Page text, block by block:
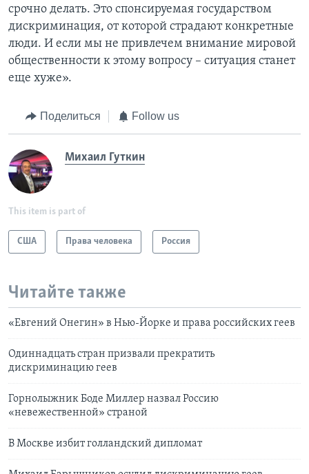
срочно делать. Это спонсируемая государством
дискриминация, от которой страдают конкретные
люди. И если мы не привлечем внимание мировой
общественности к этому вопросу – ситуация станет
еще хуже».
Поделиться Follow us
Михаил Гуткин
This item is part of
США Права человека Россия
Читайте также
«Евгений Онегин» в Нью-Йорке и права российских геев
Одиннадцать стран призвали прекратить
дискриминацию геев
Горнолыжник Боде Миллер назвал Россию
«невежественной» страной
В Москве избит голландский дипломат